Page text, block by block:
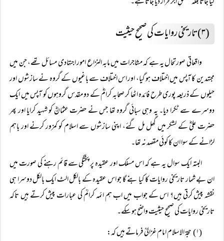
(۳) تاریخی روایات کی صحیح حیثیت
واقعاتی صورتحال یہ ہے کہ مشاجرات میں مابہ النزاع امور اجتہادی مسائل تھے، جن میں
مجتہدین کا آپس میں اختلاف ہو گیا، اور اس اختلاف سے باغیوں کے گروہ نے سازشوں اور
حیلوں کے ذریعہ پوری طرح فائدہ اٹھا کر صحابہ کرامؓ کے دو مقدس گروہوں کو آپس میں ایک
دوسرے سے ٹکرا دیا۔ یہ وہی سبائی گروہ تھا جس نے حضرت عثمانؓ کو شہید کرایا اور پھر
حضرت علیؓ کے لشکر میں گھل مل گئے، اپنی سازشوں سے اسلام کو کمزور کرنے اور باہم
لڑانے کے سوا ان کا کوئی مقصد نہ تھا۔
البتہ ایک سوال یہ ہے کہ اس مسلک اور عقیدہ پر پختگی سے قائم رہنے کی صورت میں
ان بے شمار تاریخی روایات کا کیا بنے گا جو اس عقیدہ کے بالکل الٹ ایک بالکل دوسرا ہی
نقشہ پیش کرتی ہیں؟ اس کے جواب میں اب ہم ائمہ کرامؒ کی عبارات پیش کرتے ہیں تاکہ
تاریخی روایات کی صحیح حیثیت واضح ہو سکے۔
(۱) حجۃ الاسلام امام غزالیؒ فرماتے ہیں کہ: